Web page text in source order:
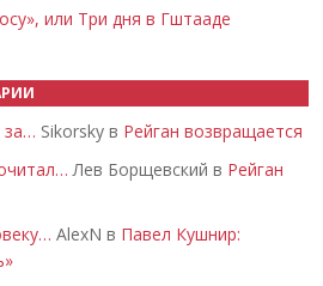
или Три дня в Гштааде
за… Sikorsky в Рейган возвращается
Лев Борщевский в Рейган
AlexN в Павел Кушнир: